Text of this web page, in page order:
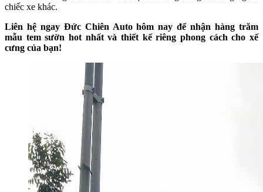
chiếc xe khác.
Liên hệ ngay Đức Chiên Auto hôm nay để nhận hàng trăm
mẫu tem sườn hot nhất và thiết kế riêng phong cách cho xế
cưng của bạn!